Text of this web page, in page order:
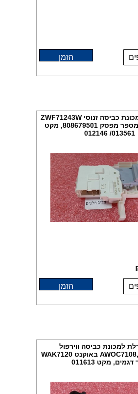
הזמן
מפסק דלת למכונת כביסה זנוסי ZWF71243W
ועוד דגמים, מספר מפסק 808679501, מקט
013561/ 012146
הזמן
למכונת כביסה ווירפול
AWOC7108, AWO/C7210 באוקנט WAK7120
דגמים, מקט 011613